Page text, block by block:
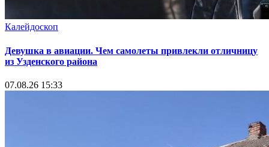
Калейдоскоп
Девушка в авиации. Чем самолеты привлекли отличницу
из Узденского района
07.08.26 15:33